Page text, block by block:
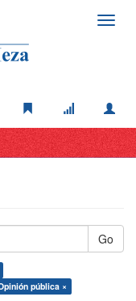
Go
pública ×